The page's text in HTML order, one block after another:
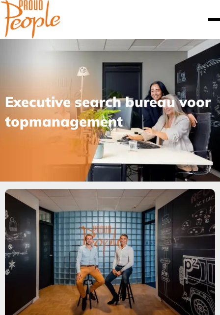
Executive search bureau voor
topmanagement